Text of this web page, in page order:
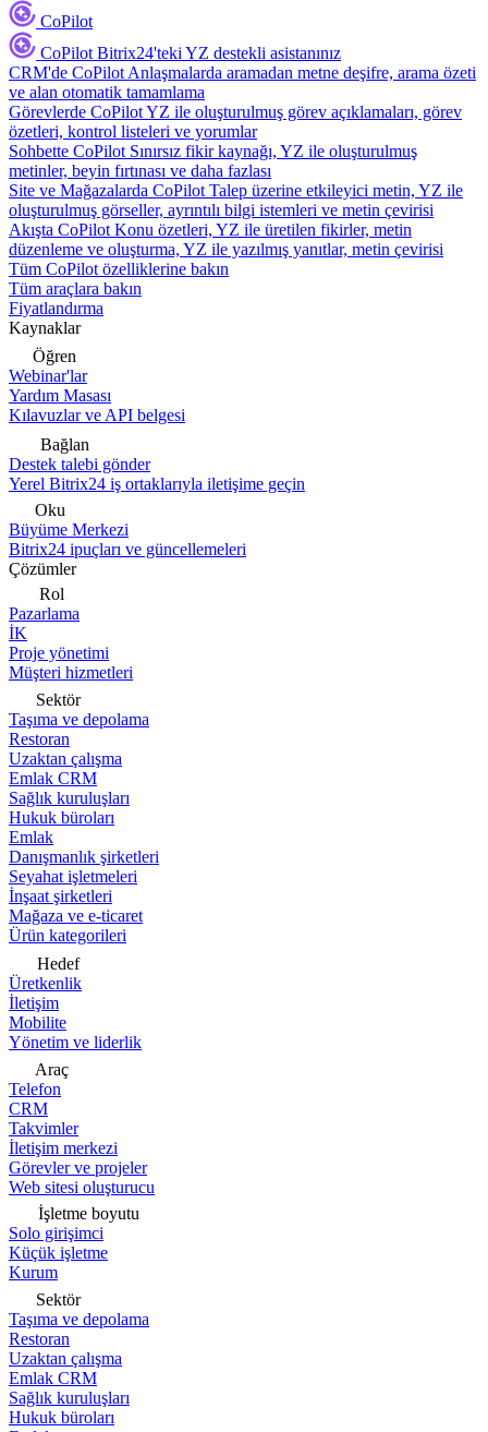
CoPilot
CoPilot Bitrix24'teki YZ destekli asistanınız
CRM'de CoPilot Anlaşmalarda aramadan metne deşifre, arama özeti
ve alan otomatik tamamlama
Görevlerde CoPilotYZ ile oluşturulmuş görev açıklamaları, görev
özetleri, kontrol listeleri ve yorumlar
Sohbette CoPilot Sınırsız fikir kaynağı, YZ ile oluşturulmuş
metinler, beyin fırtınası ve daha fazlası
Site ve Mağazalarda CoPilot Talep üzerine etkileyici metin, YZ ile
oluşturulmuş görseller, ayrıntılı bilgi istemleri ve metin çevirisi
Akışta CoPilot Konu özetleri, YZ ile üretilen fikirler, metin
düzenleme ve oluşturma, YZ ile yazılmış yanıtlar, metin çevirisi
Tüm CoPilot özelliklerine bakın
Tüm araçlara bakın
Fiyatlandırma
Kaynaklar
Öğren
Webinar'lar
Yardım Masası
Kılavuzlar ve API belgesi
Bağlan
Destek talebi gönder
Yerel Bitrix24 iş ortaklarıyla iletişime geçin
Oku
Büyüme Merkezi
Bitrix24 ipuçları ve güncellemeleri
Çözümler
Rol
Pazarlama
İK
Proje yönetimi
Müşteri hizmetleri
Sektör
Taşıma ve depolama
Restoran
Uzaktan çalışma
Emlak CRM
Sağlık kuruluşları
Hukuk büroları
Emlak
Danışmanlık şirketleri
Seyahat işletmeleri
İnşaat şirketleri
Mağaza ve e-ticaret
Ürün kategorileri
Hedef
Üretkenlik
İletişim
Mobilite
Yönetim ve liderlik
Araç
Telefon
CRM
Takvimler
İletişim merkezi
Görevler ve projeler
Web sitesi oluşturucu
İşletme boyutu
Solo girişimci
Küçük işletme
Kurum
Sektör
Taşıma ve depolama
Restoran
Uzaktan çalışma
Emlak CRM
Sağlık kuruluşları
Hukuk büroları